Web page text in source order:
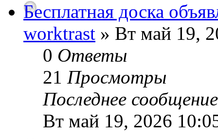
Бесплатная доска
worktrast » Вт май 19,
0 Ответы
21 Просмотры
Последнее
Вт май 19, 2026